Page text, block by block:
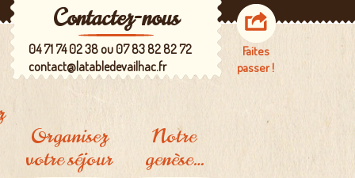
Organisez
votre séjour
Notre
genèse…
Contactez-nous
04 71 74 02 38 ou 07 83 82 82 72
contact@latabledevailhac.fr
Faites
passer !